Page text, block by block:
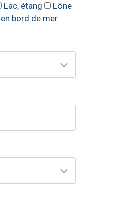
Lac, étang
Lône
bord de mer